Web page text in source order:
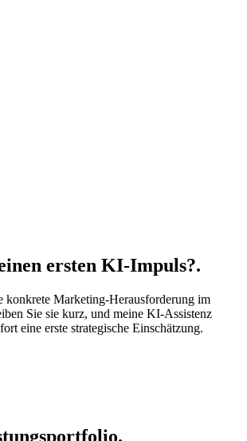
ersten KI-Impuls?.
konkrete Marketing-Herausforderung im
Sie sie kurz, und meine KI-Assistenz
eine erste strategische Einschätzung.
.